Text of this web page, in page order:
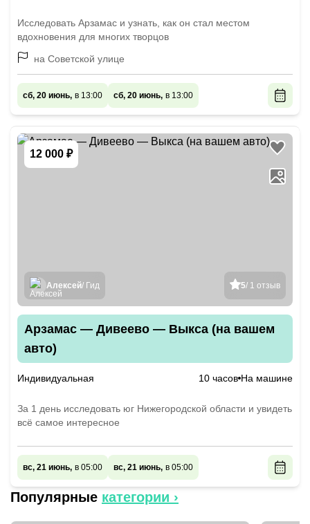
Исследовать Арзамас и узнать, как он стал местом
вдохновения для многих творцов
на Советской улице
сб, 20 июнь, в 13:00 сб, 20 июнь, в 13:00
12 000 ₽
5/ 1 отзыв
Алексей/ Гид
Арзамас — Дивеево — Выкса (на вашем
авто)
Индивидуальная 10 часов На машине
За 1 день исследовать юг Нижегородской области и увидеть
всё самое интересное
вс, 21 июнь, в 05:00 вс, 21 июнь, в 05:00
Популярные категории ›